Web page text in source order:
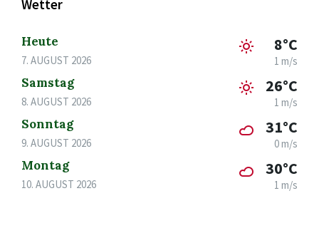
Wetter
Heute
7. AUGUST 2026
8°C
1 m/s
Samstag
8. AUGUST 2026
26°C
1 m/s
Sonntag
9. AUGUST 2026
31°C
0 m/s
Montag
10. AUGUST 2026
30°C
1 m/s